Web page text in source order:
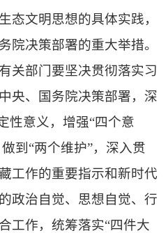
态文明思想的具体实践，
院决策部署的重大举措。
关部门要坚决贯彻落实习
央、国务院决策部署，深
性意义，增强“四个意
到“两个维护”，深入贯
工作的重要指示和新时代
政治自觉、思想自觉、行
工作，统筹落实“四件大